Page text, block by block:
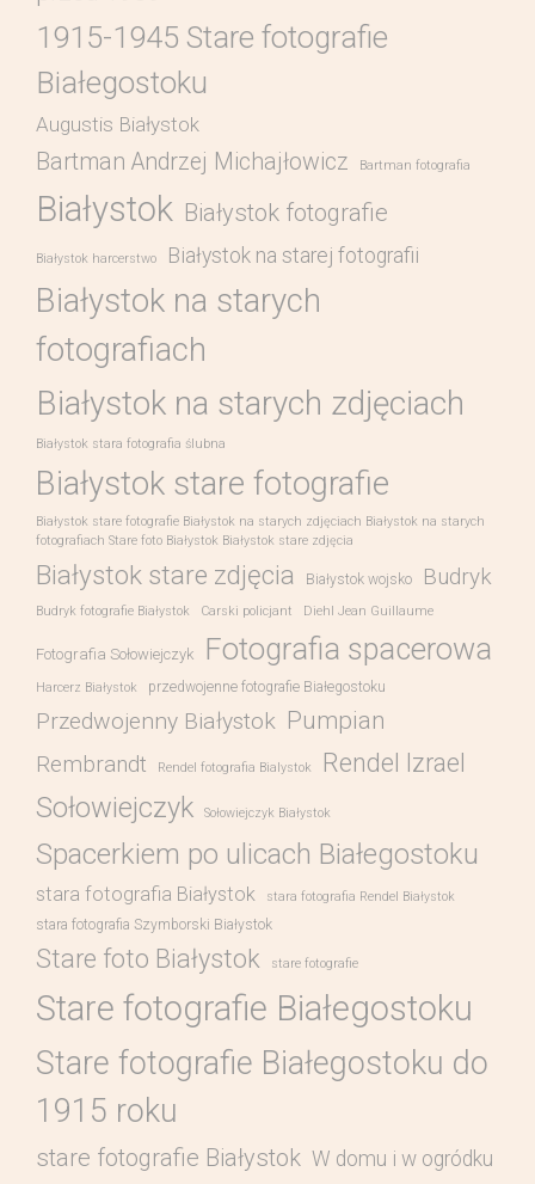
1915-1945 Stare fotografie
Białegostoku
Augustis Białystok
Bartman Andrzej Michajłowicz Bartman fotografia
Białystok Białystok fotografie
Białystok harcerstwo Białystok na starej fotografii
Białystok na starych
fotografiach
Białystok na starych zdjęciach
Białystok stara fotografia ślubna
Białystok stare fotografie
Białystok stare fotografie Białystok na starych zdjęciach Białystok na starych
fotografiach Stare foto Białystok Białystok stare zdjęcia
Białystok stare zdjęcia Białystok wojsko Budryk
Budryk fotografie Białystok Carski policjant Diehl Jean Guillaume
Fotografia Sołowiejczyk Fotografia spacerowa
Harcerz Białystok przedwojenne fotografie Białegostoku
Przedwojenny Białystok Pumpian
Rembrandt Rendel fotografia Bialystok Rendel Izrael
Sołowiejczyk Sołowiejczyk Białystok
Spacerkiem po ulicach Białegostoku
stara fotografia Białystok stara fotografia Rendel Białystok
stara fotografia Szymborski Białystok
Stare foto Białystok stare fotografie
Stare fotografie Białegostoku
Stare fotografie Białegostoku do
1915 roku
stare fotografie Białystok W domu i w ogródku